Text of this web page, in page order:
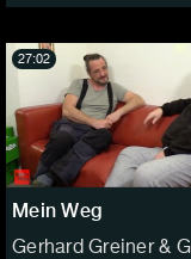
Mein Weg
Gerhard Greiner &
27:02